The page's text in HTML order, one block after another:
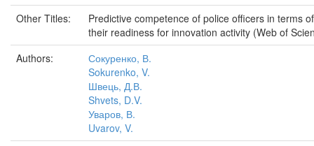
Other Titles:
Predictive competence of police officers in terms of
their readiness for innovation activity (Web of
Authors:
Сокуренко, В.
Sokurenko, V.
Швець, Д.В.
Shvets, D.V.
Уваров, В.
Uvarov, V.